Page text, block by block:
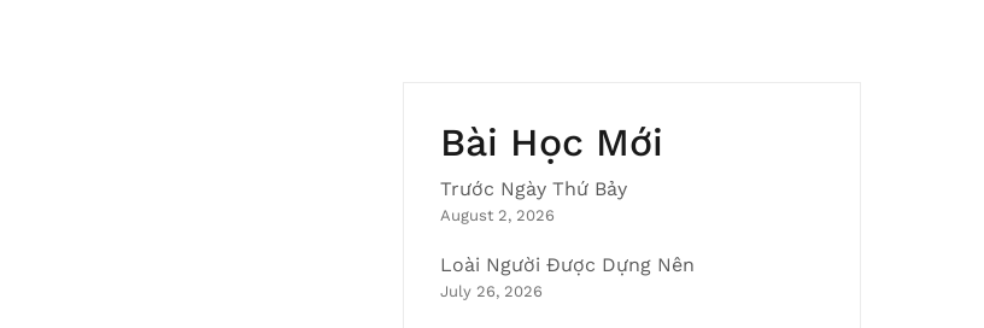
Bài Học Mới
Trước Ngày Thứ Bảy
August 2, 2026
Loài Người Được Dựng Nên
July 26, 2026